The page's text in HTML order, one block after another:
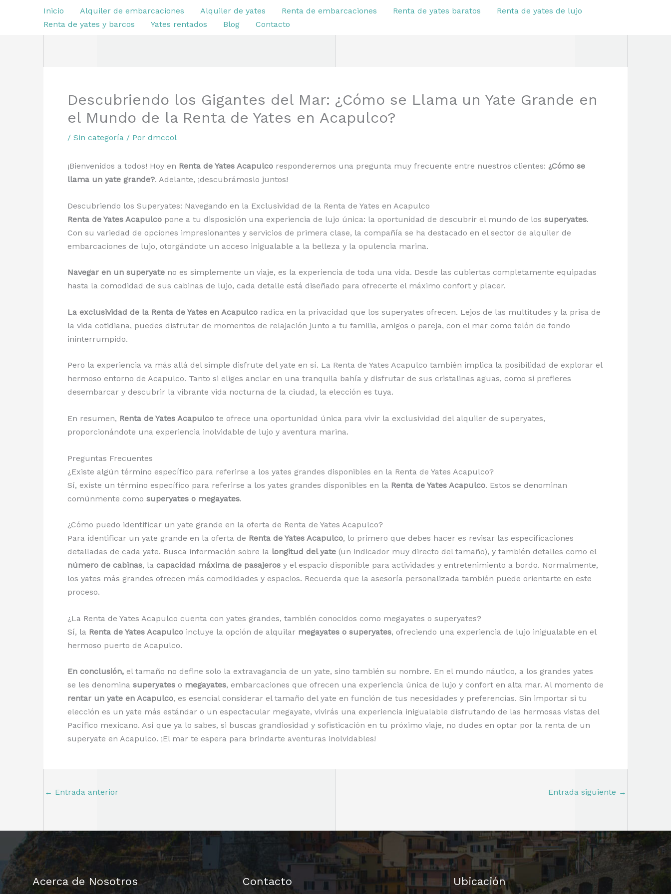
Inicio Alquiler de embarcaciones Alquiler de yates Renta de embarcaciones Renta de yates baratos
Renta de yates de lujo
Renta de yates y barcos
Yates rentados Blog Contacto
Descubriendo los Gigantes del Mar: ¿Cómo se Llama un Yate Grande en
el Mundo de la Renta de Yates en Acapulco?
/ Sin categoría / Por dmccol
¡Bienvenidos a todos! Hoy en Renta de Yates Acapulco responderemos una pregunta muy frecuente entre nuestros clientes: ¿Cómo se
llama un yate grande?. Adelante, ¡descubrámoslo juntos!
Descubriendo los Superyates: Navegando en la Exclusividad de la Renta de Yates en Acapulco
Renta de Yates Acapulco pone a tu disposición una experiencia de lujo única: la oportunidad de descubrir el mundo de los superyates.
Con su variedad de opciones impresionantes y servicios de primera clase, la compañía se ha destacado en el sector de alquiler de
embarcaciones de lujo, otorgándote un acceso inigualable a la belleza y la opulencia marina.
Navegar en un superyate no es simplemente un viaje, es la experiencia de toda una vida. Desde las cubiertas completamente equipadas
hasta la comodidad de sus cabinas de lujo, cada detalle está diseñado para ofrecerte el máximo confort y placer.
La exclusividad de la Renta de Yates en Acapulco radica en la privacidad que los superyates ofrecen. Lejos de las multitudes y la prisa de
la vida cotidiana, puedes disfrutar de momentos de relajación junto a tu familia, amigos o pareja, con el mar como telón de fondo
ininterrumpido.
Pero la experiencia va más allá del simple disfrute del yate en sí. La Renta de Yates Acapulco también implica la posibilidad de explorar el
hermoso entorno de Acapulco. Tanto si eliges anclar en una tranquila bahía y disfrutar de sus cristalinas aguas, como si prefieres
desembarcar y descubrir la vibrante vida nocturna de la ciudad, la elección es tuya.
En resumen, Renta de Yates Acapulco te ofrece una oportunidad única para vivir la exclusividad del alquiler de superyates,
proporcionándote una experiencia inolvidable de lujo y aventura marina.
Preguntas Frecuentes
¿Existe algún término específico para referirse a los yates grandes disponibles en la Renta de Yates Acapulco?
Sí, existe un término específico para referirse a los yates grandes disponibles en la Renta de Yates Acapulco. Estos se denominan
comúnmente como superyates o megayates.
¿Cómo puedo identificar un yate grande en la oferta de Renta de Yates Acapulco?
Para identificar un yate grande en la oferta de Renta de Yates Acapulco, lo primero que debes hacer es revisar las especificaciones
detalladas de cada yate. Busca información sobre la longitud del yate (un indicador muy directo del tamaño), y también detalles como el
número de cabinas, la capacidad máxima de pasajeros y el espacio disponible para actividades y entretenimiento a bordo. Normalmente,
los yates más grandes ofrecen más comodidades y espacios. Recuerda que la asesoría personalizada también puede orientarte en este
proceso.
¿La Renta de Yates Acapulco cuenta con yates grandes, también conocidos como megayates o superyates?
Sí, la Renta de Yates Acapulco incluye la opción de alquilar megayates o superyates, ofreciendo una experiencia de lujo inigualable en el
hermoso puerto de Acapulco.
En conclusión, el tamaño no define solo la extravagancia de un yate, sino también su nombre. En el mundo náutico, a los grandes yates
se les denomina superyates o megayates, embarcaciones que ofrecen una experiencia única de lujo y confort en alta mar. Al momento de
rentar un yate en Acapulco, es esencial considerar el tamaño del yate en función de tus necesidades y preferencias. Sin importar si tu
elección es un yate más estándar o un espectacular megayate, vivirás una experiencia inigualable disfrutando de las hermosas vistas del
Pacífico mexicano. Así que ya lo sabes, si buscas grandiosidad y sofisticación en tu próximo viaje, no dudes en optar por la renta de un
superyate en Acapulco. ¡El mar te espera para brindarte aventuras inolvidables!
← Entrada anterior Entrada siguiente →
Acerca de Nosotros Contacto Ubicación